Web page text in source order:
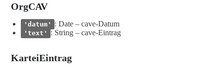
OrgCAV
'datum' : Date – cave-Datum
'text' : String – cave-Eintrag
KarteiEintrag